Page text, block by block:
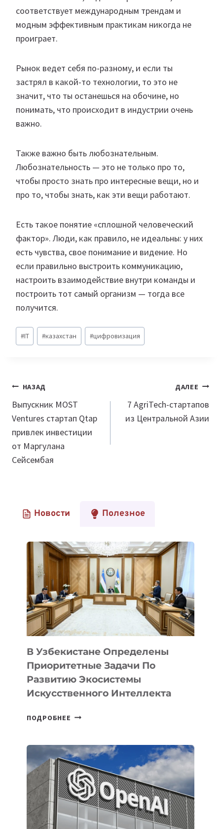
соответствует международным трендам и
модным эффективным практикам никогда не
проиграет.
Рынок ведет себя по-разному, и если ты
застрял в какой-то технологии, то это не
значит, что ты останешься на обочине, но
понимать, что происходит в индустрии очень
важно.
Также важно быть любознательным.
Любознательность — это не только про то,
чтобы просто знать про интересные вещи, но и
про то, чтобы знать, как эти вещи работают.
Есть такое понятие «сплошной человеческий
фактор». Люди, как правило, не идеальны: у них
есть чувства, свое понимание и видение. Но
если правильно выстроить коммуникацию,
настроить взаимодействие внутри команды и
построить тот самый организм — тогда все
получится.
Метки
записи:
#IT #казахстан #цифровизация
Навигация
по
записям
НАЗАД
Выпускник MOST
Ventures стартап Qtap
привлек инвестиции
от Маргулана
Сейсембая
ДАЛЕЕ
7 AgriTech-стартапов
из Центральной Азии
Новости Полезное
В Узбекистане Определены
Приоритетные Задачи По
Развитию Экосистемы
Искусственного Интеллекта
ПОДРОБНЕЕ В
ПРИОРИТЕТНЫЕ
ЗАДАЧИ
ПО
РАЗВИТИЮ
ЭКОСИСТЕМЫ
ИСКУССТВЕННОГО
ИНТЕЛЛЕКТА